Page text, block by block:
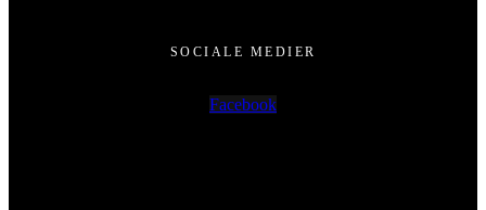
SOCIALE MEDIER
Facebook